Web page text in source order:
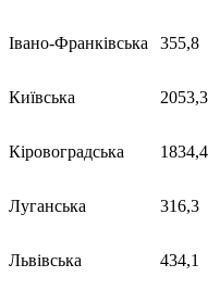
Івано-Франківська 355,8
Київська 2053,3
Кіровоградська 1834,4
Луганська 316,3
Львівська 434,1